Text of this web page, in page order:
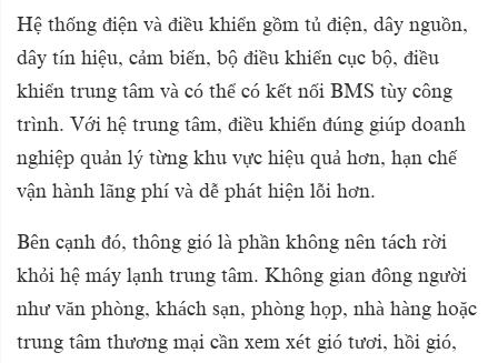
Hệ thống điện và điều khiển gồm tủ điện, dây nguồn,
dây tín hiệu, cảm biến, bộ điều khiển cục bộ, điều
khiển trung tâm và có thể có kết nối BMS tùy công
trình. Với hệ trung tâm, điều khiển đúng giúp doanh
nghiệp quản lý từng khu vực hiệu quả hơn, hạn chế
vận hành lãng phí và dễ phát hiện lỗi hơn.
Bên cạnh đó, thông gió là phần không nên tách rời
khỏi hệ máy lạnh trung tâm. Không gian đông người
như văn phòng, khách sạn, phòng họp, nhà hàng hoặc
trung tâm thương mại cần xem xét gió tươi, hồi gió,